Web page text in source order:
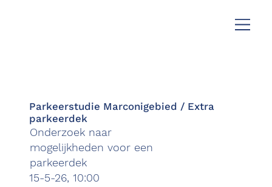
Parkeerstudie Marconigebied / Extra
parkeerdek
Onderzoek naar
mogelijkheden voor een
parkeerdek
15-5-26, 10:00